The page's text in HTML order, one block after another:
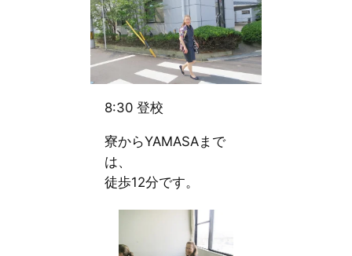
8:30 登校
寮からYAMASAまで
は、
徒歩12分です。